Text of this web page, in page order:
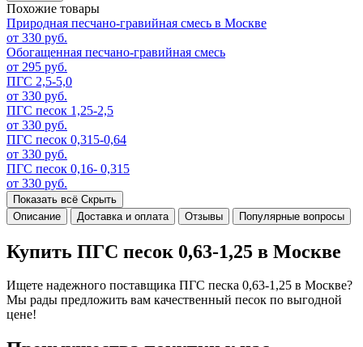
Похожие товары
Природная песчано-гравийная смесь в Москве
от 330 руб.
Обогащенная песчано-гравийная смесь
от 295 руб.
ПГС 2,5-5,0
от 330 руб.
ПГС песок 1,25-2,5
от 330 руб.
ПГС песок 0,315-0,64
от 330 руб.
ПГС песок 0,16- 0,315
от 330 руб.
Показать всё Скрыть
Описание
Доставка и оплата Отзывы Популярные вопросы
Купить ПГС песок 0,63-1,25 в Москве
Ищете надежного поставщика ПГС песка 0,63-1,25 в Москве?
Мы рады предложить вам качественный песок по выгодной
цене!